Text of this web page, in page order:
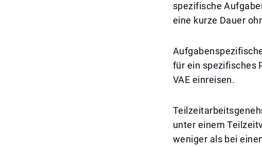
spezifische
eine kurze Dauer
für ein spezifisches
VAE einreisen.
unter einem
weniger als bei